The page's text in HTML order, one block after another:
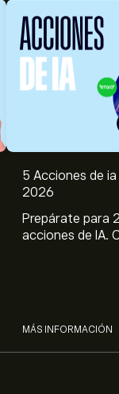
5 Acciones de
2026
Prepárate para
acciones de IA.
MÁS INFORMACIÓN